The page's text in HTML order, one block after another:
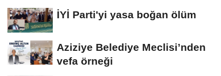
Erzurum da...
İYİ Parti'yi yasa boğan ölüm
Aziziye Belediye Meclisi’nden
vefa örneği